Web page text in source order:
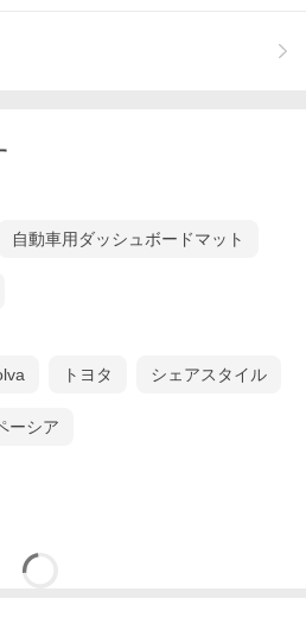
自動車用ダッシュボードマット
トヨタ シェアスタイル
ーシア